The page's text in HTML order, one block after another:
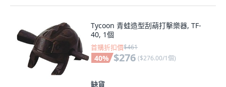
Tycoon 青蛙造型刮葫打擊樂器, TF-
40, 1個
首購折扣價$461
40% $276 ($276.00/1個)
缺貨